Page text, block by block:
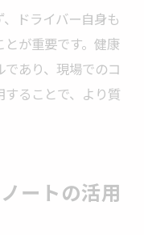
ドライバー自身も
が重要です。健康
あり、現場でのコ
ることで、より質
ートの活用